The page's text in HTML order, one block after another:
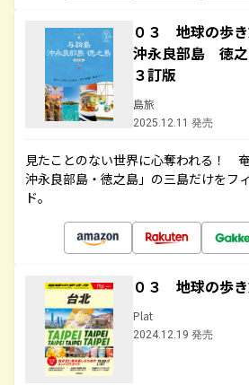
０３ 地球の歩
沖永良部島 徳
３訂版
島旅
2025.12.11 発売
見たことのない世界に心奪われる！
沖永良部島・徳之島」の三島だけをフ
ド。
０３ 地球の歩
Plat
2024.12.19 発売